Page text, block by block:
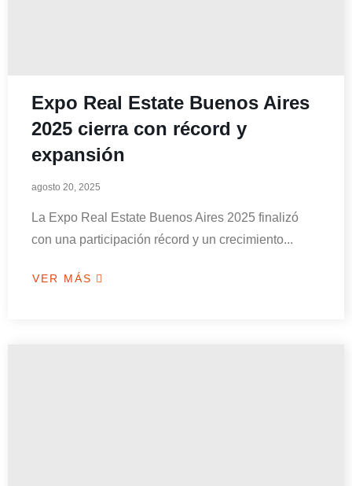
Expo Real Estate Buenos Aires
2025 cierra con récord y
expansión
agosto 20, 2025
La Expo Real Estate Buenos Aires 2025 finalizó
con una participación récord y un crecimiento...
VER MÁS